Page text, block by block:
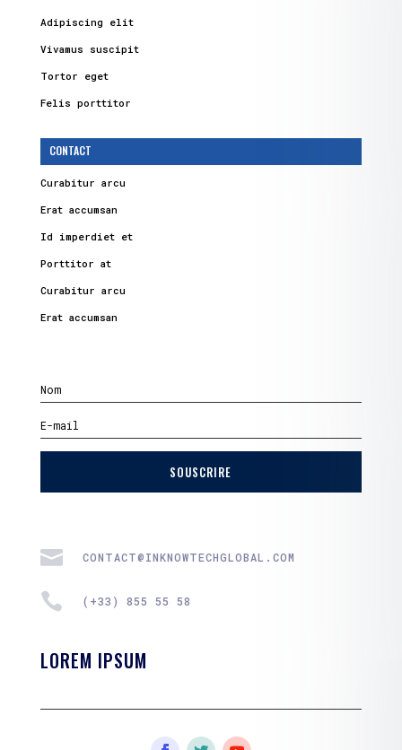
Adipiscing elit
Vivamus suscipit
Tortor eget
Felis porttitor
CONTACT
Curabitur arcu
Erat accumsan
Id imperdiet et
Porttitor at
Curabitur arcu
Erat accumsan
SOUSCRIRE
 CONTACT@INKNOWTECHGLOBAL.COM
 (+33) 855 55 58
LOREM IPSUM